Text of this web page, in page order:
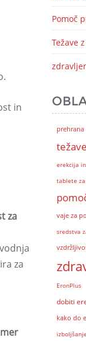
in
za
za
Pomoč
Težave
prehrana
erekcija
tablete
vaje za
sredstva
EronPlus
dobiti
kako do